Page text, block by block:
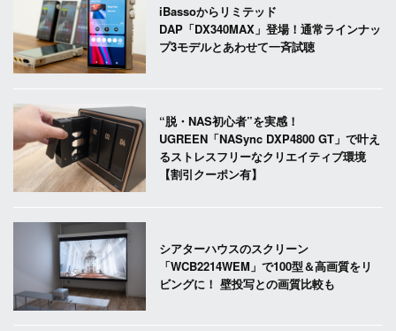
iBassoからリミテッド
DAP「DX340MAX」登場！通常ラインナッ
プ3モデルとあわせて一斉試聴
“脱・NAS初心者”を実感！
UGREEN「NASync DXP4800 GT」で叶え
るストレスフリーなクリエイティブ環境
【割引クーポン有】
シアターハウスのスクリーン
「WCB2214WEM」で100型＆高画質をリ
ビングに！ 壁投写との画質比較も